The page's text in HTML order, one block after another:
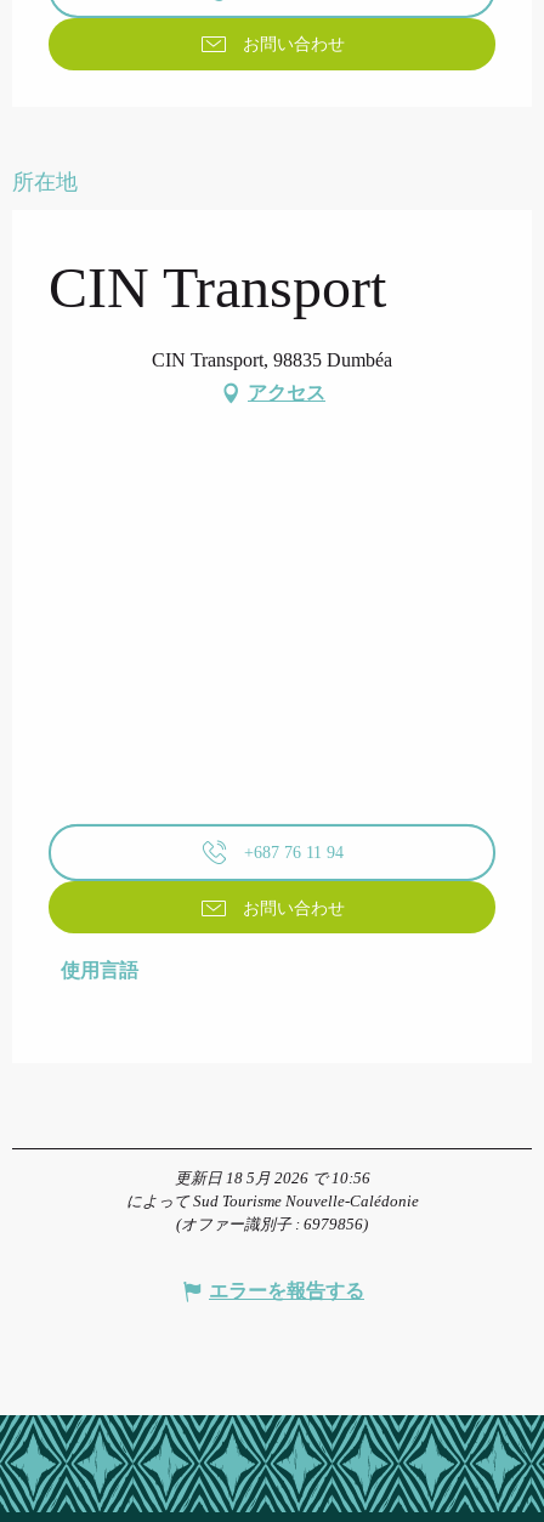
お問い合わせ
所在地
CIN Transport
CIN Transport, 98835 Dumbéa
アクセス
+687 76 11 94
お問い合わせ
使用言語
使用言語
更新日 18 5月 2026 で 10:56
によって Sud Tourisme Nouvelle-Calédonie
(オファー識別子 : 6979856)
エラーを報告する